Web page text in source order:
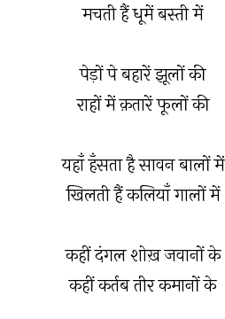
मचती हैं धूमें बस्ती में
पेड़ों पे बहारें झूलों की
राहों में क़तारें फूलों की
यहाँ हँसता है सावन बालों में
खिलती हैं कलियाँ गालों में
कहीं दंगल शोख़ जवानों के
कहीं कर्तब तीर कमानों के